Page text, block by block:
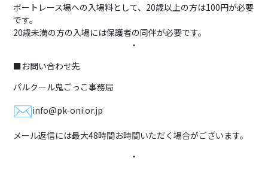
ボートレース場への入場料として、20歳以上の方は100円が必要
です。
20歳未満の方の入場には保護者の同伴が必要です。
・
■お問い合わせ先
パルクール鬼ごっこ事務局
info@pk-oni.or.jp
メール返信には最大48時間お時間いただく場合がございます。
・